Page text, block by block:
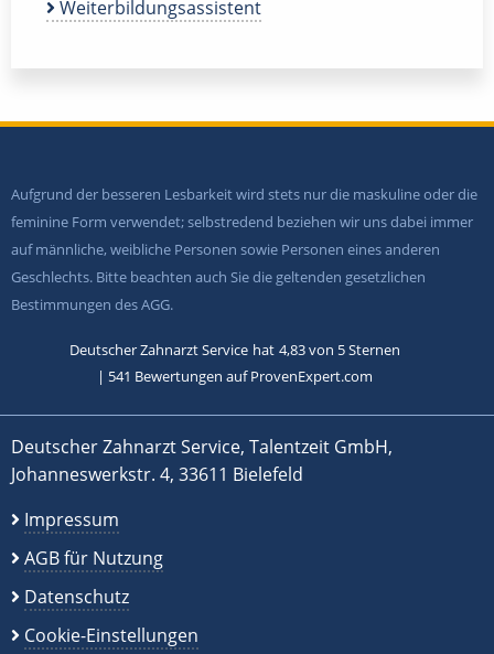
Weiterbildungsassistent
Aufgrund der besseren Lesbarkeit wird stets nur die maskuline oder die
feminine Form verwendet; selbstredend beziehen wir uns dabei immer
auf männliche, weibliche Personen sowie Personen eines anderen
Geschlechts. Bitte beachten auch Sie die geltenden gesetzlichen
Bestimmungen des AGG.
Deutscher Zahnarzt Service hat 4,83von 5Sternen
| 541 Bewertungen auf ProvenExpert.com
Deutscher Zahnarzt Service, Talentzeit GmbH,
Johanneswerkstr. 4, 33611 Bielefeld
Impressum
AGB für Nutzung
Datenschutz
Cookie-Einstellungen